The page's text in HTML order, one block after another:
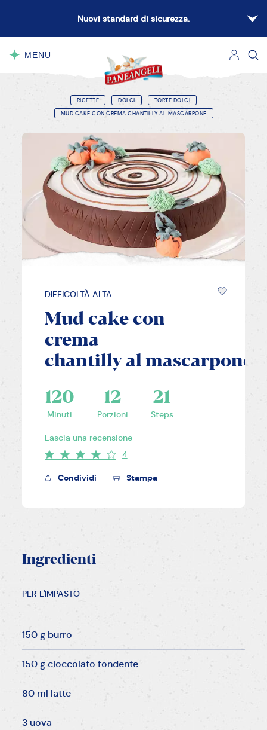
Nuovi standard di sicurezza.
MENU
RICETTE DOLCI
TORTE DOLCI
MUD CAKE CON CREMA CHANTILLY AL MASCARPONE
DIFFICOLTÀ ALTA
Mud cake con
crema
chantilly al mascarpone
120
Minuti
12
Porzioni
21
Steps
Lascia una recensione
4
Condividi Stampa
Ingredienti
PER L'IMPASTO
150 g burro
150 g cioccolato fondente
80 ml latte
3 uova